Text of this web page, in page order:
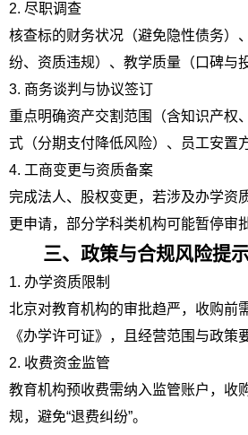
2. 尽职调查
核查标的财务状况（避免隐性债务）
纷、资质违规）、教学质量（口碑与
3. 商务谈判与协议签订
重点明确资产交割范围（含知识产权
式（分期支付降低风险）、员工安置
4. 工商变更与资质备案
完成法人、股权变更，若涉及办学资
更申请，部分学科类机构可能暂停审批
三、政策与合规风险提
1. 办学资质限制
北京对教育机构的审批趋严，收购前
《办学许可证》，且经营范围与政策
2. 收费资金监管
教育机构预收费需纳入监管账户，收
规，避免“退费纠纷”。